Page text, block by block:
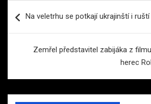
proNa veletrhu se potkají ukrajinští i
Zemřel představitel zabijáka z
herec